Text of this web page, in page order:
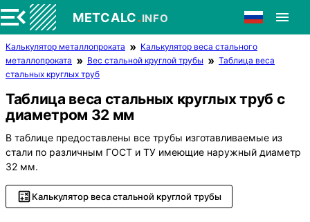
METCALC.INFO
Калькулятор металлопроката
Калькулятор веса стального
металлопроката
Вес стальной круглой трубы
Таблица веса
стальных круглых труб
Таблица веса стальных круглых труб с
диаметром 32 мм
В таблице предоставлены все трубы изготавливаемые из
стали по различным ГОСТ и ТУ имеющие наружный диаметр
32 мм.
Калькулятор веса стальной круглой трубы